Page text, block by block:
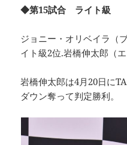
◆第15試合 ライト級
ジョニー・オリベイラ（
イト級2位.岩橋伸太郎（エ
岩橋伸太郎は4月20日に
ダウン奪って判定勝利。